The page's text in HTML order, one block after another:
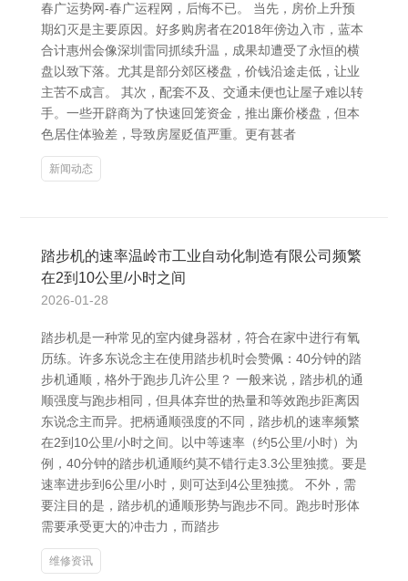
春广运势网-春广运程网，后悔不已。 当先，房价上升预
期幻灭是主要原因。好多购房者在2018年傍边入市，蓝本
合计惠州会像深圳雷同抓续升温，成果却遭受了永恒的横
盘以致下落。尤其是部分郊区楼盘，价钱沿途走低，让业
主苦不成言。 其次，配套不及、交通未便也让屋子难以转
手。一些开辟商为了快速回笼资金，推出廉价楼盘，但本
色居住体验差，导致房屋贬值严重。更有甚者
新闻动态
踏步机的速率温岭市工业自动化制造有限公司频繁
在2到10公里/小时之间
2026-01-28
踏步机是一种常见的室内健身器材，符合在家中进行有氧
历练。许多东说念主在使用踏步机时会赞佩：40分钟的踏
步机通顺，格外于跑步几许公里？ 一般来说，踏步机的通
顺强度与跑步相同，但具体弃世的热量和等效跑步距离因
东说念主而异。把柄通顺强度的不同，踏步机的速率频繁
在2到10公里/小时之间。以中等速率（约5公里/小时）为
例，40分钟的踏步机通顺约莫不错行走3.3公里独揽。要是
速率进步到6公里/小时，则可达到4公里独揽。 不外，需
要注目的是，踏步机的通顺形势与跑步不同。跑步时形体
需要承受更大的冲击力，而踏步
维修资讯